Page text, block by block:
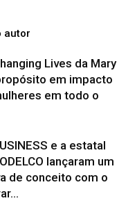
autor
Lives da Mary
em impacto
em todo o
e a estatal
lançaram um
de conceito com o